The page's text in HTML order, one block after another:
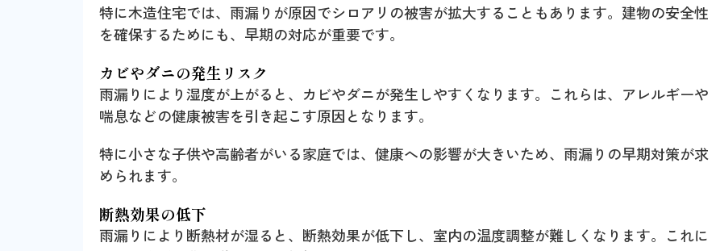
特に木造住宅では、雨漏りが原因でシロアリの被害が拡大することもあります。建物の安全性
を確保するためにも、早期の対応が重要です。
カビやダニの発生リスク
雨漏りにより湿度が上がると、カビやダニが発生しやすくなります。これらは、アレルギーや
喘息などの健康被害を引き起こす原因となります。
特に小さな子供や高齢者がいる家庭では、健康への影響が大きいため、雨漏りの早期対策が求
められます。
断熱効果の低下
雨漏りにより断熱材が湿ると、断熱効果が低下し、室内の温度調整が難しくなります。これに